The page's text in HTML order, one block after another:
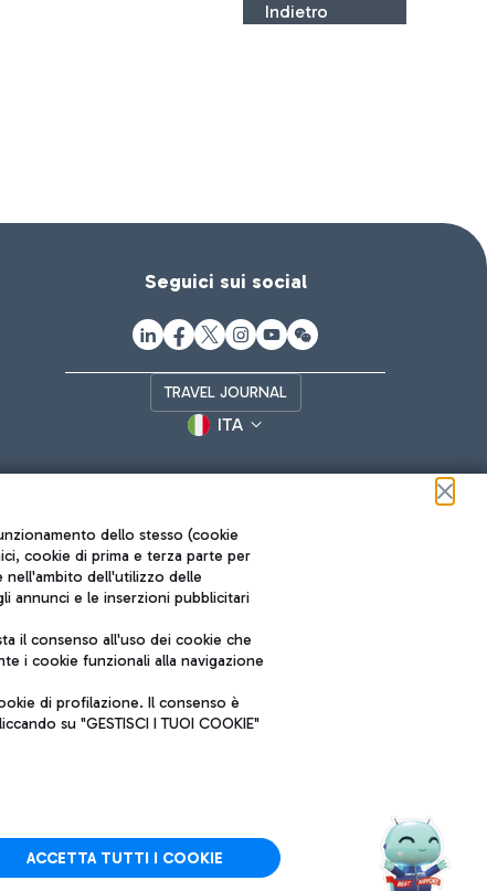
Indietro
Seguici sui social
TRAVEL JOURNAL
ITA
Roma FCO
L'aeroporto stellato
SOSTENIBILITÀ INNOVAZIONE
dello stesso (cookie
cookie di prima e terza parte per
nell'ambito dell'utilizzo delle
annunci e le inserzioni pubblicitari
il consenso all'uso dei cookie che
i cookie funzionali alla navigazione
di profilazione. Il consenso è
su "GESTISCI I TUOI COOKIE"
ACCETTA TUTTI I COOKIE